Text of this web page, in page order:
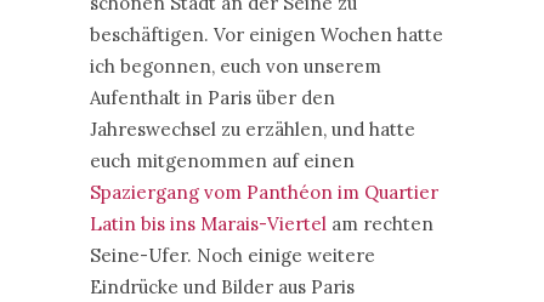
beschäftigen. Vor einigen Wochen hatte
ich begonnen, euch von unserem
Aufenthalt in Paris über den
Jahreswechsel zu erzählen, und hatte
euch mitgenommen auf einen
Spaziergang vom Panthéon im Quartier
Latin bis ins Marais-Viertel am rechten
Seine-Ufer. Noch einige weitere
Eindrücke und Bilder aus Paris